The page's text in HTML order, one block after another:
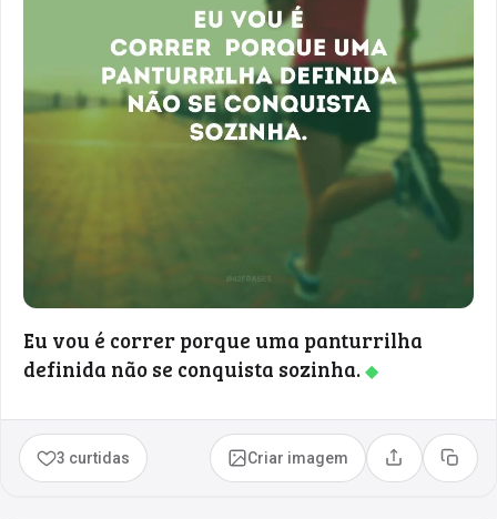
Eu vou é correr porque uma panturrilha
definida não se conquista sozinha.◆
3 curtidas Criar imagem Compartilhar
Copiar